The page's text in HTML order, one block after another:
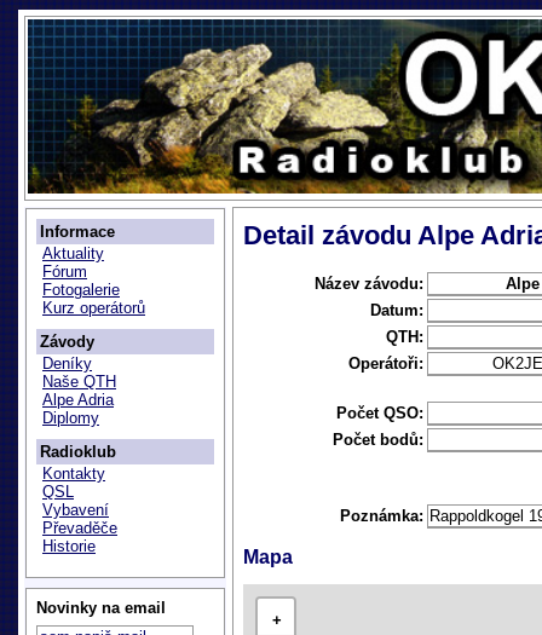
Informace
Aktuality
Fórum
Fotogalerie
Kurz operátorů
Závody
Deníky
Naše QTH
Alpe Adria
Diplomy
Radioklub
Kontakty
QSL
Vybavení
Převaděče
Historie
Novinky na email
Detail závodu Alpe
Název závodu:
Datum:
QTH:
Operátoři:
Počet QSO:
Počet bodů:
Poznámka: Rappoldkogel
Mapa
+